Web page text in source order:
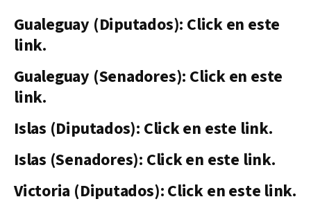
Gualeguay (Diputados): Click en este
link.
Gualeguay (Senadores): Click en este
link.
Islas (Diputados): Click en este link.
Islas (Senadores): Click en este link.
Victoria (Diputados): Click en este link.